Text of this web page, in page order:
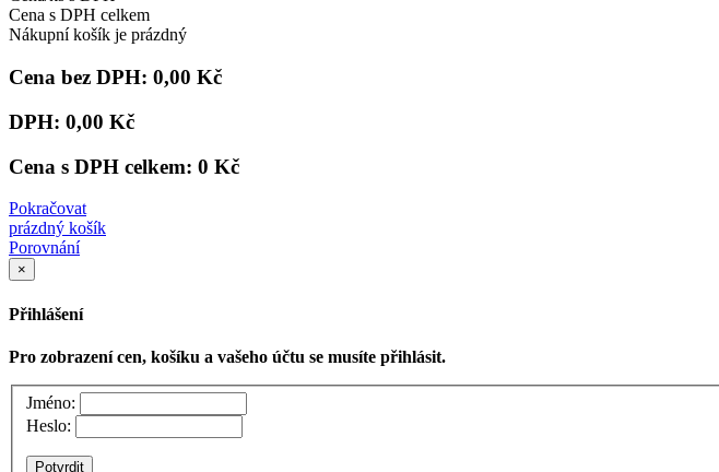
Cena s DPH celkem
Nákupní košík je prázdný
Cena bez DPH: 0,00 Kč
DPH: 0,00 Kč
Cena s DPH celkem: 0 Kč
Pokračovat
prázdný košík
Porovnání
×
Přihlášení
Pro zobrazení cen, košíku a vašeho účtu se musíte přihlásit.
Jméno:
Heslo: